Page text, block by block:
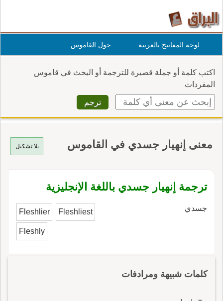
لوحة المفاتيح بالعربية حول القاموس
اكتب كلمة أو جملة قصيرة للترجمة أو البحث في قاموس
المفردات
بلا تشكيل معنى إنهيار جسدي في القاموس
ترجمة إنهيار جسدي باللغة الإنجليزية
جسدي Fleshlier Fleshliest
Fleshly
كلمات شبيهة ومرادفات